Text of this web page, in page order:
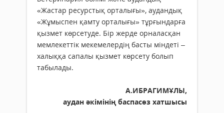
«Жастар ресурстық орталығы», аудандық
«Жұмыспен қамту орталығы» тұрғындарға
қызмет көрсетуде. Бір жерде орналасқан
мемлекеттік мекемелердің басты міндеті –
халыққа сапалы қызмет көрсету болып
табылады.
А.ИБРАГИМҰЛЫ,
аудан әкімінің баспасөз хатшысы